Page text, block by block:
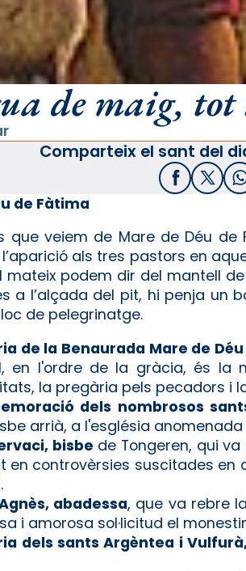
de maig, tot
Comparteix el sant del
Facebook
X /
de Fàtima
que veiem de Mare de Déu
als tres pastors en
mateix podem dir del mantell
a l’alçada del pit, hi penja un
de pelegrinatge.
de la Benaurada Mare de
en l'ordre de la gràcia, és la
la pregària pels pecadors i
dels nombrosos
arrià, a l'església
bisbe de Tongeren, qui
en controvèrsies suscitades en
abadessa, que va rebre
i amorosa sol·licitud el
dels sants Argèntea i